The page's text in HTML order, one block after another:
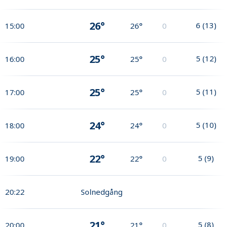
15:00 26° 26° 0 6 (13)
16:00 25° 25° 0 5 (12)
17:00 25° 25° 0 5 (11)
18:00 24° 24° 0 5 (10)
19:00 22° 22° 0 5 (9)
20:22 Solnedgång
5 (8)